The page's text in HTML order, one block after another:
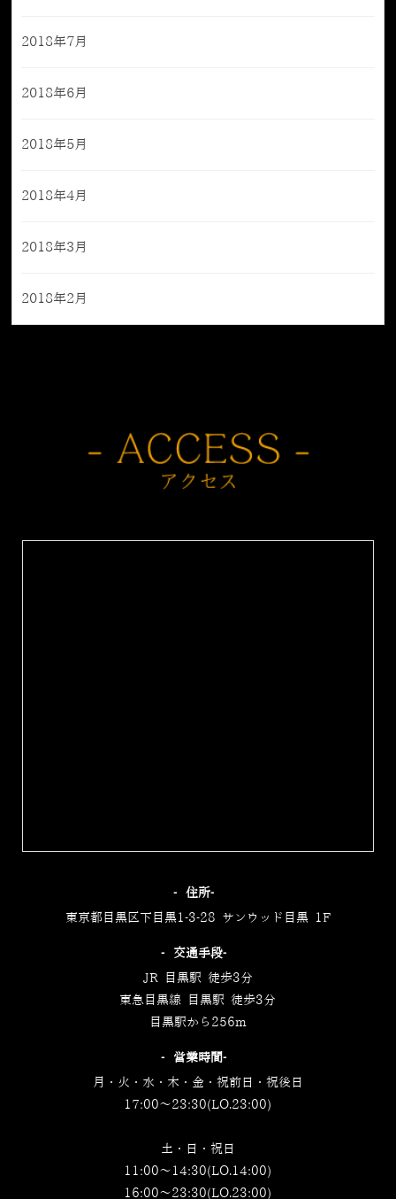
2018年7月
2018年6月
2018年5月
2018年4月
2018年3月
2018年2月
‐住所‐
東京都目黒区下目黒1-3-28 サンウッド目黒 1F
‐交通手段‐
JR 目黒駅 徒歩3分
東急目黒線 目黒駅 徒歩3分
目黒駅から256m
‐営業時間‐
月・火・水・木・金・祝前日・祝後日
17:00～23:30(LO.23:00)
土・日・祝日
11:00～14:30(LO.14:00)
16:00～23:30(LO.23:00)